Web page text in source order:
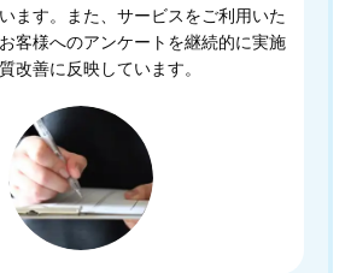
ます。また、サービスをご利用いた
客様へのアンケートを継続的に実施
改善に反映しています。